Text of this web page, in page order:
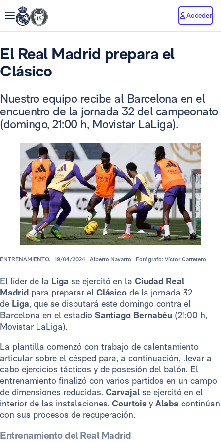
Acceder
El Real Madrid prepara el
Clásico
Nuestro equipo recibe al Barcelona en el
encuentro de la jornada 32 del campeonato
(domingo, 21:00 h, Movistar LaLiga).
ENTRENAMIENTO. 19/04/2024 Alberto Navarro Fotógrafo: Víctor Carretero
El líder de la Liga se ejercitó en la Ciudad Real
Madrid para preparar el Clásico de la jornada 32
de Liga, que se disputará este domingo contra el
Barcelona en el estadio Santiago Bernabéu (21:00 h,
Movistar LaLiga).
La plantilla comenzó con trabajo de calentamiento
articular sobre el césped para, a continuación, llevar a
cabo ejercicios tácticos y de posesión del balón. El
entrenamiento finalizó con varios partidos en un campo
de dimensiones reducidas. Carvajal se ejercitó en el
interior de las instalaciones. Courtois yAlaba continúan
con sus procesos de recuperación.
Entrenamiento del Real Madrid